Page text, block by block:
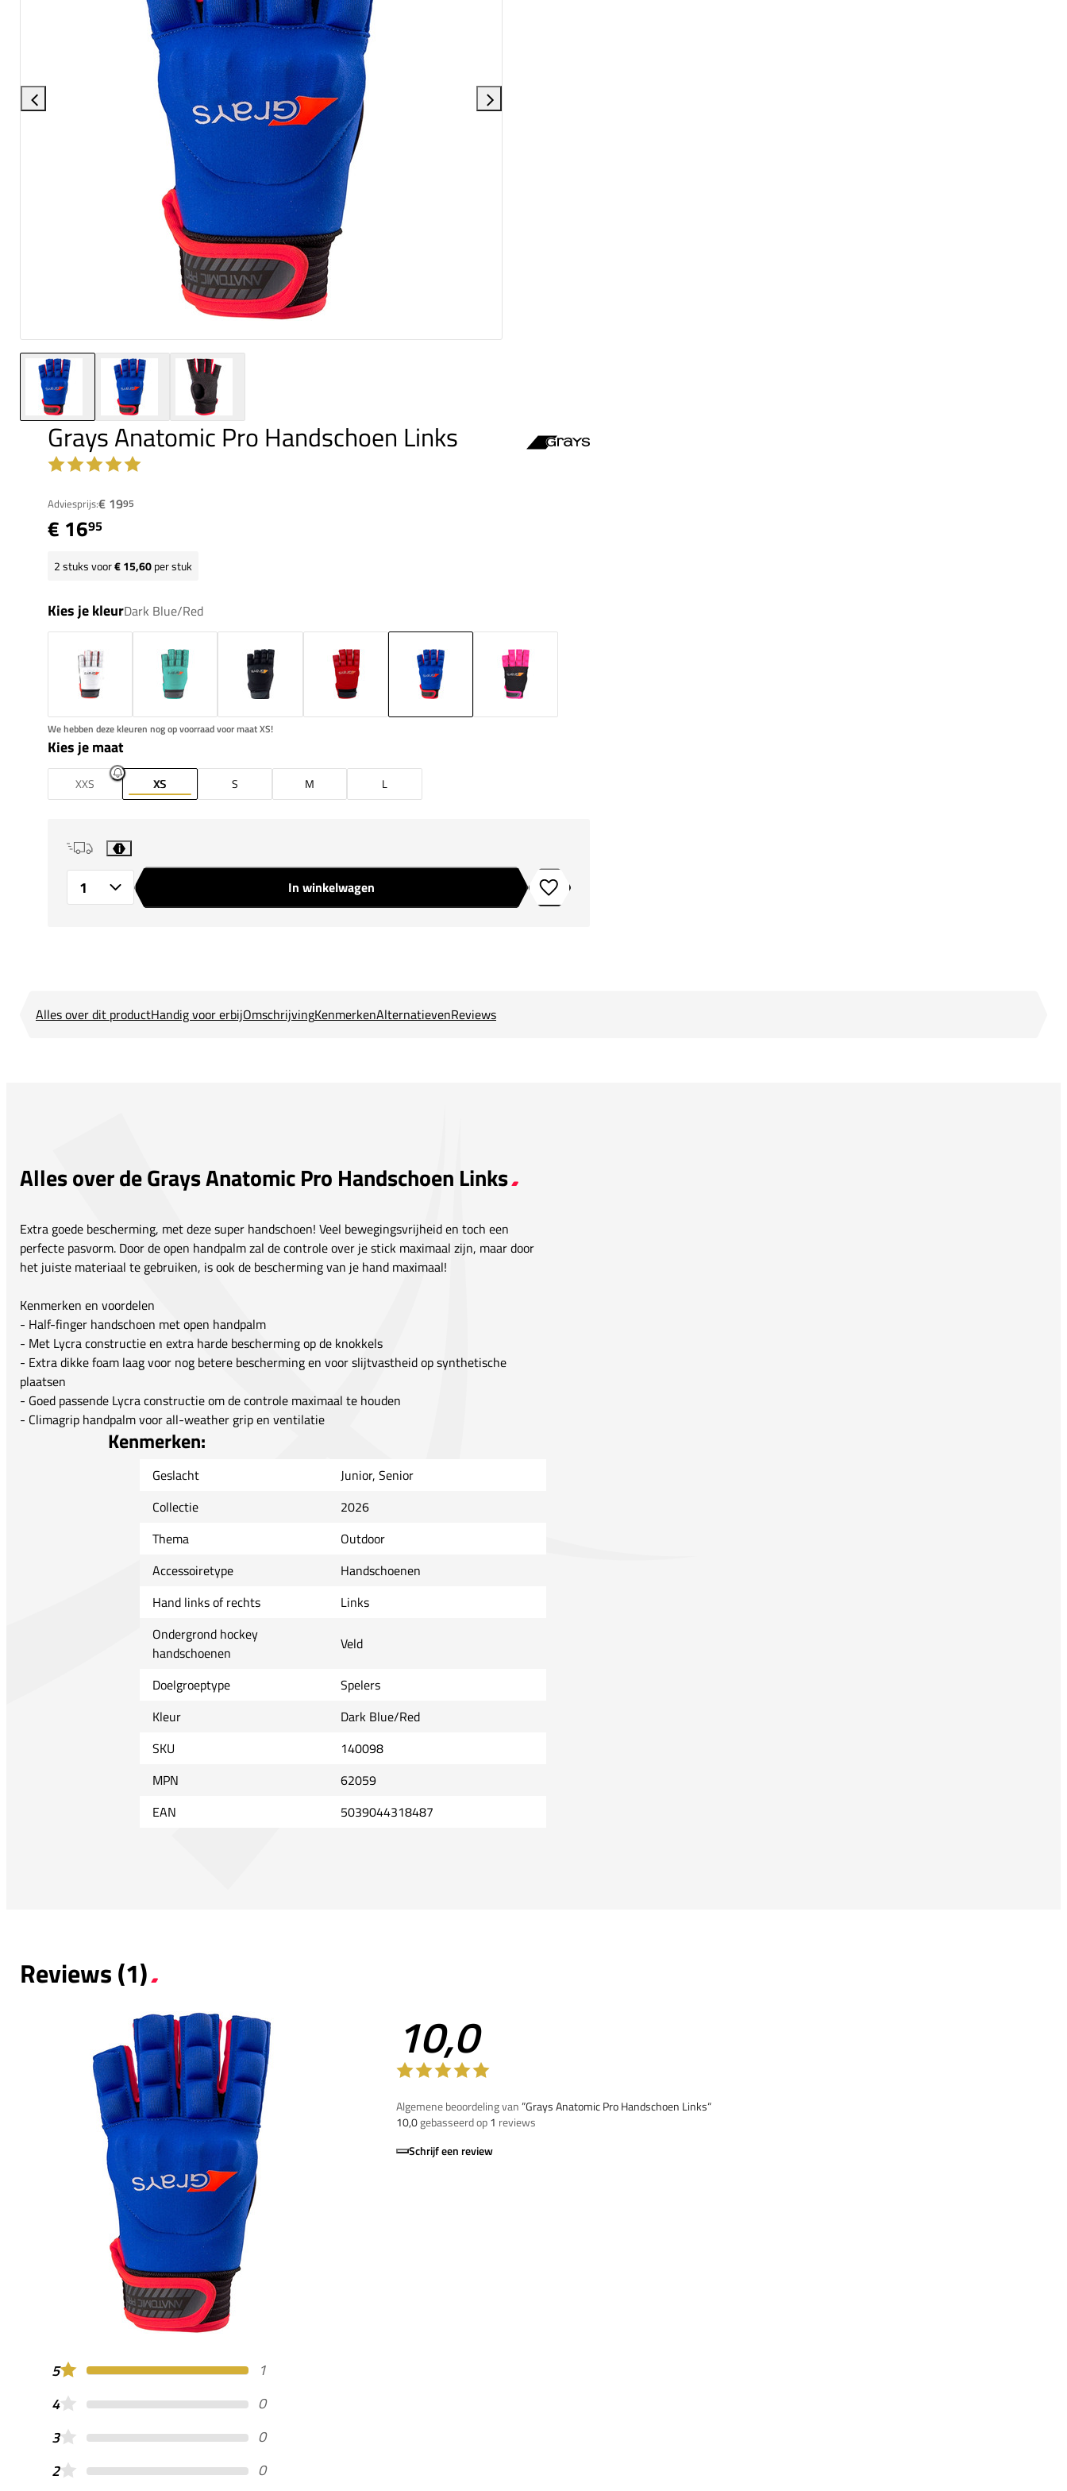
Grays Anatomic Pro Handschoen Links
Adviesprijs:€ 1995
€ 1695
2stuks voor€ 15,60per stuk
Kies je kleurDark Blue/Red
We hebben deze kleuren nog op voorraad voor maat XS!
Kies je maat
XXS XS S M L
i
In winkelwagen Toevoegen aan verlanglijstje
Alles over dit productHandig voor erbijOmschrijvingKenmerkenAlternatievenReviews
Alles over de Grays Anatomic Pro Handschoen Links
Extra goede bescherming, met deze super handschoen! Veel bewegingsvrijheid en toch een
perfecte pasvorm. Door de open handpalm zal de controle over je stick maximaal zijn, maar door
het juiste materiaal te gebruiken, is ook de bescherming van je hand maximaal!
Kenmerken en voordelen
- Half-finger handschoen met open handpalm
- Met Lycra constructie en extra harde bescherming op de knokkels
- Extra dikke foam laag voor nog betere bescherming en voor slijtvastheid op synthetische
plaatsen
- Goed passende Lycra constructie om de controle maximaal te houden
- Climagrip handpalm voor all-weather grip en ventilatie
Kenmerken:
Geslacht
Junior, Senior
Collectie
2026
Thema
Outdoor
Accessoiretype
Handschoenen
Hand links of rechts
Links
Ondergrond hockey
handschoenen
Veld
Doelgroeptype
Spelers
Kleur
Dark Blue/Red
SKU
140098
MPN
62059
EAN
5039044318487
Reviews (1)
10,0
Algemene beoordeling van”Grays Anatomic Pro Handschoen Links“
10,0gebasseerd op1 reviews
Schrijf een review
5
1
4
0
3
0
2
0